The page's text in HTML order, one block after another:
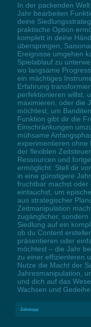
In der packenden
Jahr bearbeiten
deine
praktische Option
komplett in deine
überspringen,
Ereignisse umgehen
Spielablauf zu
wo langsame
ein mächtiges
Erfahrung
perfektionieren willst,
maximieren, oder die
möchtest, um
Funktion gibt dir die
Einschränkungen
mühsame
experimentieren ohne
der flexiblen
Ressourcen und
ermöglicht. Stell dir
in eine günstigere
fruchtbar machst oder
eintauchst, um
aus strategischer
Zeitmanipulation
zugänglicher,
Siedlung auf ein
ob du Content
präsentieren oder
möchtest – die Jahr
zu einer effizienteren
Nutze die Macht der
Jahresmanipulation,
und dich auf das
Wachsen und
Zeitstopp